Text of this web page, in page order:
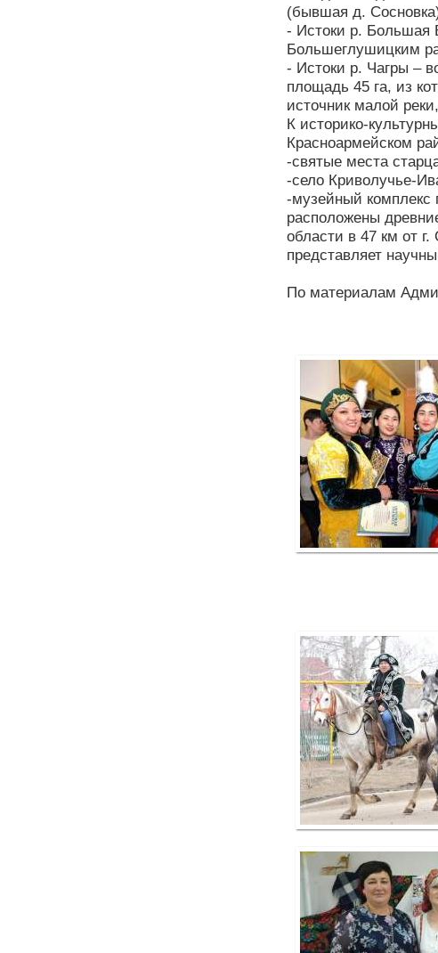
(бывшая д.
- Истоки р. Большая
Большеглушицким
- Истоки р. Чагры –
площадь 45 га, из
источник малой
К историко-
Красноармейском
-святые места
-село Криволучье-
-музейный комплекс
расположены
области в 47 км от
представляет
По материалам